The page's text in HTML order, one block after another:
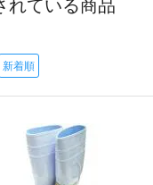
れている商品
新着順